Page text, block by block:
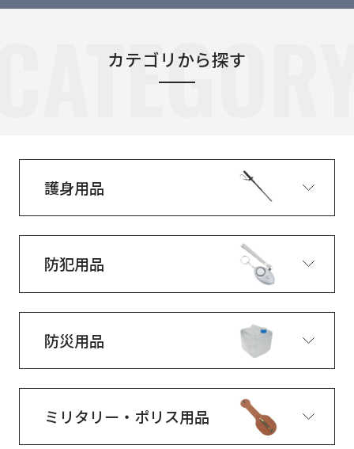
カテゴリから探す
護身用品
防犯用品
防災用品
ミリタリー・ポリス用品